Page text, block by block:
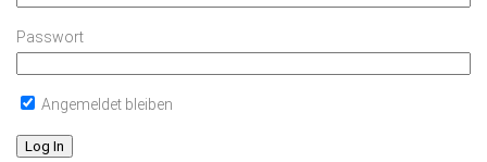
Passwort
Angemeldet bleiben